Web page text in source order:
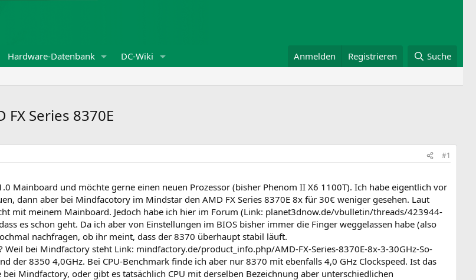
Hardware-Datenbank DC-Wiki Anmelden Registrieren Suche
FX Series 8370E
#1
Mainboard und möchte gerne einen neuen Prozessor (bisher Phenom II X6 1100T). Ich habe eigentlich vor
dann aber bei Mindfacotory im Mindstar den AMD FX Series 8370E 8x für 30€ weniger gesehen. Laut
mit meinem Mainboard. Jedoch habe ich hier im Forum (Link: planet3dnow.de/vbulletin/threads/423944-
es schon geht. Da ich aber von Einstellungen im BIOS bisher immer die Finger weggelassen habe (also
nachfragen, ob ihr meint, dass der 8370 überhaupt stabil läuft.
Weil bei Mindfactory steht Link: mindfactory.de/product_info.php/AMD-FX-Series-8370E-8x-3-30GHz-So-
der 8350 4,0GHz. Bei CPU-Benchmark finde ich aber nur 8370 mit ebenfalls 4,0 GHz Clockspeed. Ist das
Mindfactory, oder gibt es tatsächlich CPU mit derselben Bezeichnung aber unterschiedlichen